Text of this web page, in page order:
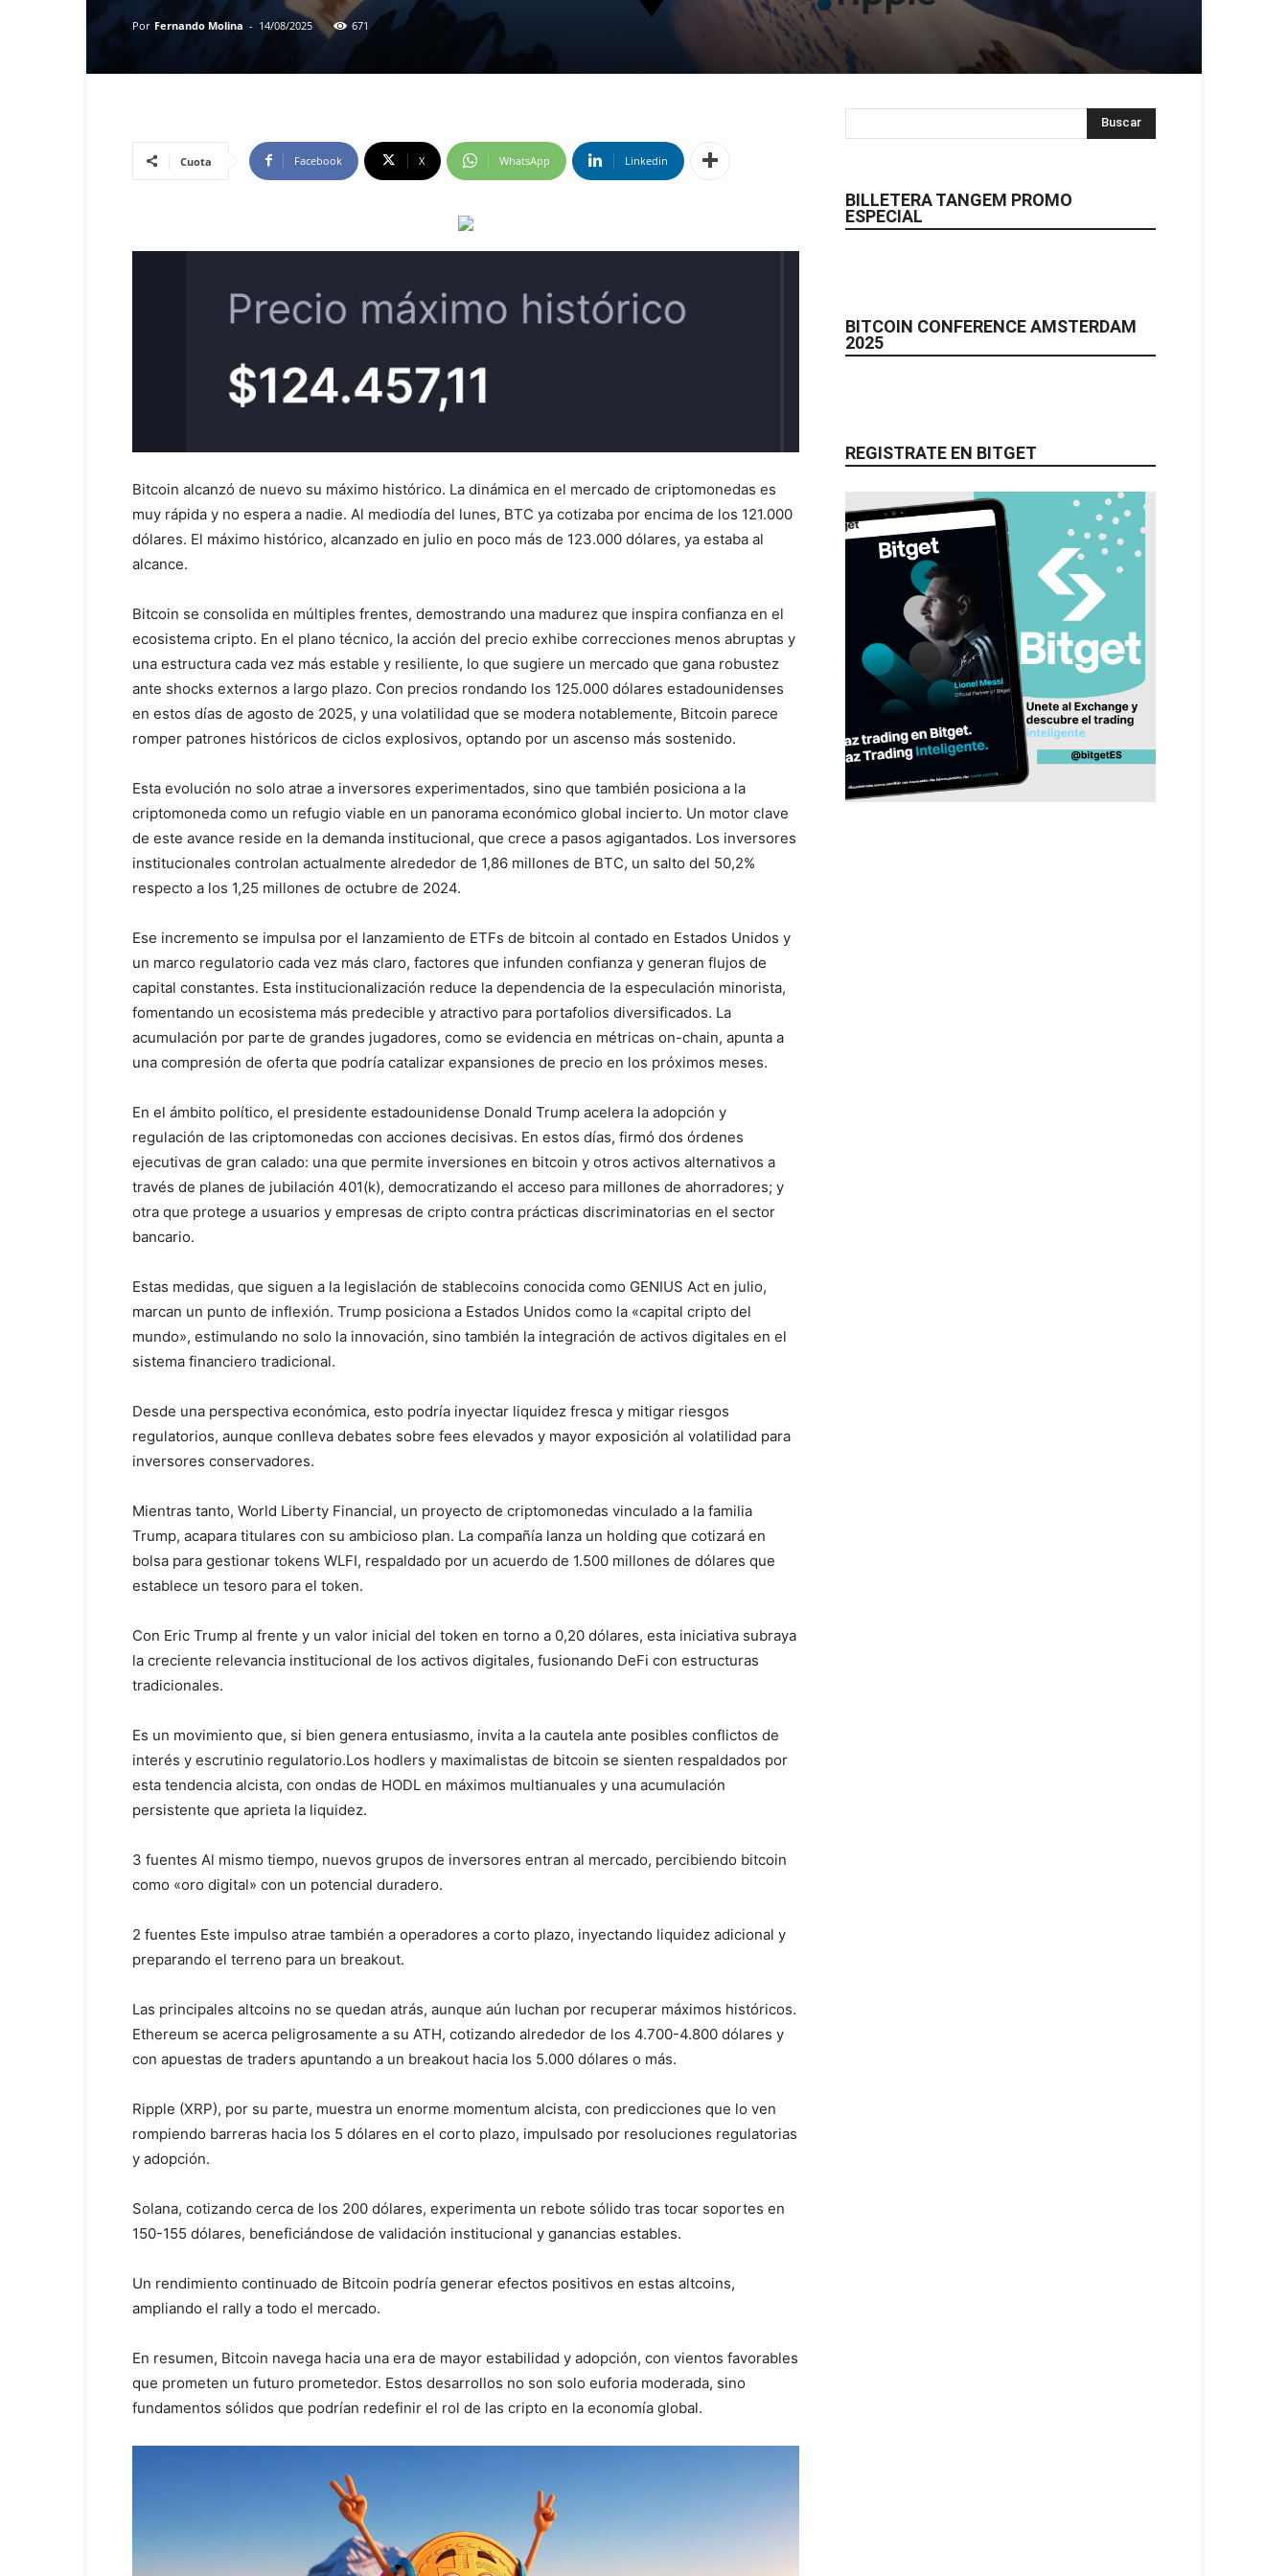
Por Fernando Molina - 14/08/2025 671
Cuota Facebook X WhatsApp Linkedin
Bitcoin alcanzó de nuevo su máximo histórico. La dinámica en el mercado de criptomonedas es
muy rápida y no espera a nadie. Al mediodía del lunes, BTC ya cotizaba por encima de los 121.000
dólares. El máximo histórico, alcanzado en julio en poco más de 123.000 dólares, ya estaba al
alcance.
Bitcoin se consolida en múltiples frentes, demostrando una madurez que inspira confianza en el
ecosistema cripto. En el plano técnico, la acción del precio exhibe correcciones menos abruptas y
una estructura cada vez más estable y resiliente, lo que sugiere un mercado que gana robustez
ante shocks externos a largo plazo. Con precios rondando los 125.000 dólares estadounidenses
en estos días de agosto de 2025, y una volatilidad que se modera notablemente, Bitcoin parece
romper patrones históricos de ciclos explosivos, optando por un ascenso más sostenido.
Esta evolución no solo atrae a inversores experimentados, sino que también posiciona a la
criptomoneda como un refugio viable en un panorama económico global incierto. Un motor clave
de este avance reside en la demanda institucional, que crece a pasos agigantados. Los inversores
institucionales controlan actualmente alrededor de 1,86 millones de BTC, un salto del 50,2%
respecto a los 1,25 millones de octubre de 2024.
Ese incremento se impulsa por el lanzamiento de ETFs de bitcoin al contado en Estados Unidos y
un marco regulatorio cada vez más claro, factores que infunden confianza y generan flujos de
capital constantes. Esta institucionalización reduce la dependencia de la especulación minorista,
fomentando un ecosistema más predecible y atractivo para portafolios diversificados. La
acumulación por parte de grandes jugadores, como se evidencia en métricas on-chain, apunta a
una compresión de oferta que podría catalizar expansiones de precio en los próximos meses.
En el ámbito político, el presidente estadounidense Donald Trump acelera la adopción y
regulación de las criptomonedas con acciones decisivas. En estos días, firmó dos órdenes
ejecutivas de gran calado: una que permite inversiones en bitcoin y otros activos alternativos a
través de planes de jubilación 401(k), democratizando el acceso para millones de ahorradores; y
otra que protege a usuarios y empresas de cripto contra prácticas discriminatorias en el sector
bancario.
Estas medidas, que siguen a la legislación de stablecoins conocida como GENIUS Act en julio,
marcan un punto de inflexión. Trump posiciona a Estados Unidos como la «capital cripto del
mundo», estimulando no solo la innovación, sino también la integración de activos digitales en el
sistema financiero tradicional.
Desde una perspectiva económica, esto podría inyectar liquidez fresca y mitigar riesgos
regulatorios, aunque conlleva debates sobre fees elevados y mayor exposición al volatilidad para
inversores conservadores.
Mientras tanto, World Liberty Financial, un proyecto de criptomonedas vinculado a la familia
Trump, acapara titulares con su ambicioso plan. La compañía lanza un holding que cotizará en
bolsa para gestionar tokens WLFI, respaldado por un acuerdo de 1.500 millones de dólares que
establece un tesoro para el token.
Con Eric Trump al frente y un valor inicial del token en torno a 0,20 dólares, esta iniciativa subraya
la creciente relevancia institucional de los activos digitales, fusionando DeFi con estructuras
tradicionales.
Es un movimiento que, si bien genera entusiasmo, invita a la cautela ante posibles conflictos de
interés y escrutinio regulatorio.Los hodlers y maximalistas de bitcoin se sienten respaldados por
esta tendencia alcista, con ondas de HODL en máximos multianuales y una acumulación
persistente que aprieta la liquidez.
3 fuentes Al mismo tiempo, nuevos grupos de inversores entran al mercado, percibiendo bitcoin
como «oro digital» con un potencial duradero.
2 fuentes Este impulso atrae también a operadores a corto plazo, inyectando liquidez adicional y
preparando el terreno para un breakout.
Las principales altcoins no se quedan atrás, aunque aún luchan por recuperar máximos históricos.
Ethereum se acerca peligrosamente a su ATH, cotizando alrededor de los 4.700-4.800 dólares y
con apuestas de traders apuntando a un breakout hacia los 5.000 dólares o más.
Ripple (XRP), por su parte, muestra un enorme momentum alcista, con predicciones que lo ven
rompiendo barreras hacia los 5 dólares en el corto plazo, impulsado por resoluciones regulatorias
y adopción.
Solana, cotizando cerca de los 200 dólares, experimenta un rebote sólido tras tocar soportes en
150-155 dólares, beneficiándose de validación institucional y ganancias estables.
Un rendimiento continuado de Bitcoin podría generar efectos positivos en estas altcoins,
ampliando el rally a todo el mercado.
En resumen, Bitcoin navega hacia una era de mayor estabilidad y adopción, con vientos favorables
que prometen un futuro prometedor. Estos desarrollos no son solo euforia moderada, sino
fundamentos sólidos que podrían redefinir el rol de las cripto en la economía global.
BILLETERA TANGEM PROMO
ESPECIAL
BITCOIN CONFERENCE AMSTERDAM
2025
REGISTRATE EN BITGET